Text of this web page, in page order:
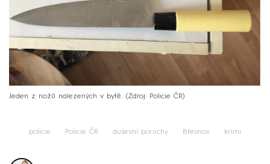
Jeden z nožů nalezených v bytě. Zdroj: Policie ČR
policie Policie ČR duševní poruchy Břevnov krimi